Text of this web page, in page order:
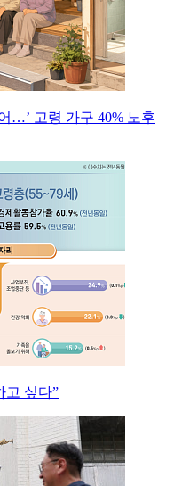
…’ 고령 가구 40% 노후
고 싶다”